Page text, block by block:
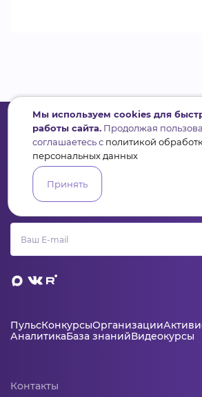
Сервис для некоммерческих
и социальных предпринимателей
Подпишись на рассылку дайджест,
ПульсКонкурсыОрганизации
АналитикаБаза знанийВидеокурсы
Контакты
Мы используем cookies для
работы сайта. Продолжая
соглашаетесь с политикой
персональных данных
Принять